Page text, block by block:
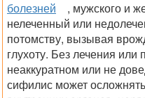
болезней
, мужского и
нелеченный или
потомству, вызывая
глухоту. Без лечения или
неаккуратном или не
сифилис может